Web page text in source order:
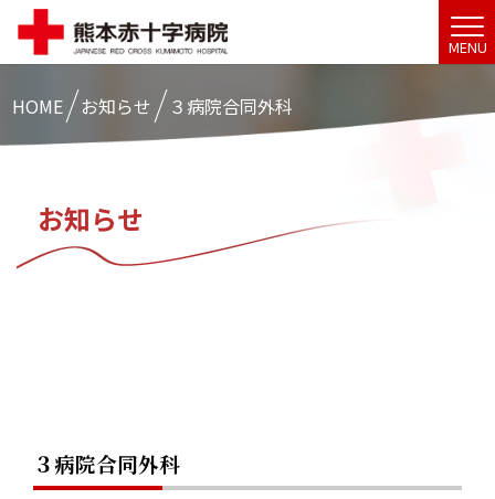
MENU
HOME お知らせ ３病院合同外科
お知らせ
３病院合同外科